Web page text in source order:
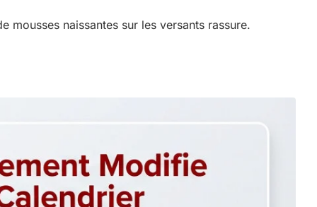
mousses naissantes sur les versants rassure.